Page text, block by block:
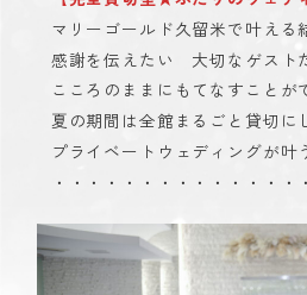
マリーゴールド久留米で叶える
感謝を伝えたい 大切なゲスト
こころのままにもてなすことが
夏の期間は全館まるごと貸切に
プライベートウェディングが叶
・・・・・・・・・・・・・・